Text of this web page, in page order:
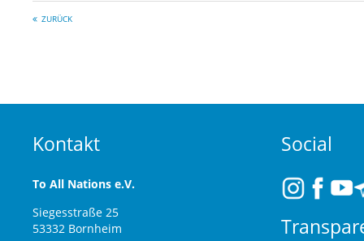
ZURÜCK
Kontakt
To All Nations e.V.
Siegesstraße 25
53332 Bornheim
Social